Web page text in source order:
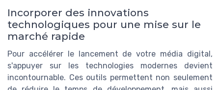
Incorporer des innovations
technologiques pour une mise sur le
marché rapide
Pour accélérer le lancement de votre média digital,
s'appuyer sur les technologies modernes devient
incontournable. Ces outils permettent non seulement